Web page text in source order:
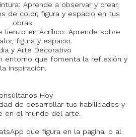
Aprende a observar y crear,
de color, figura y espacio en tus
obras.
lienzo en Acrílico: Aprende sobre
figura y espacio.
y Arte Decorativo
entorno que fomenta la reflexión y
la inspiración.
Hoy
de desarrollar tus habilidades y
en el mundo del arte.
que figura en la pagina, o al